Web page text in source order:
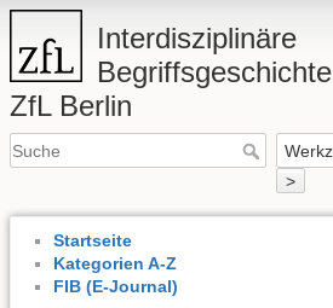
Interdisziplinäre
Begriffsgeschichte
ZfL Berlin
>
Startseite
Kategorien A-Z
FIB (E-Journal)